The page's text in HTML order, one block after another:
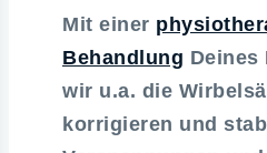
Mit einer
Behandlung Deines
wir u.a. die
korrigieren und